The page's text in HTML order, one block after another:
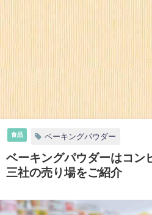
食品 ベーキングパウダー
ベーキングパウダーはコン
三社の売り場をご紹介